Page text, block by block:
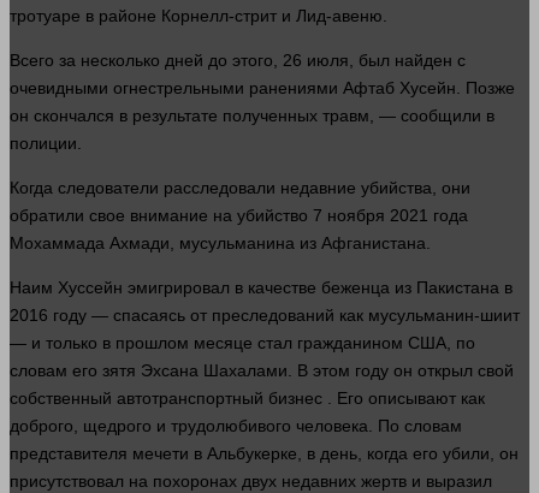
тротуаре в районе Корнелл-стрит и Лид-авеню.
Всего за несколько дней до этого, 26 июля, был найден с
очевидными огнестрельными ранениями Афтаб Хусейн. Позже
он скончался в результате полученных травм , — сообщили в
полиции.
Когда следователи расследовали недавние убийства , они
обратили свое внимание на убийство 7 ноября 2021 года
Мохаммада Ахмади, мусульманина из Афганистана.
Наим Хуссейн эмигрировал в качестве беженца из Пакистана в
2016 году — спасаясь от преследований как мусульманин-шиит
— и только в прошлом месяце стал гражданином США, по
словам его зятя Эхсана Шахалами. В этом году он открыл свой
собственный автотранспортный бизнес . Его описывают как
доброго, щедрого и трудолюбивого человека . По словам
представителя мечети в Альбукерке, в день , когда его убили, он
присутствовал на похоронах двух недавних жертв и выразил